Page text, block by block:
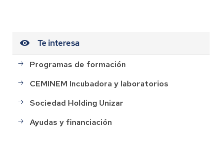
Te interesa
Programas de formación
CEMINEM Incubadora y laboratorios
Sociedad Holding Unizar
Ayudas y financiación